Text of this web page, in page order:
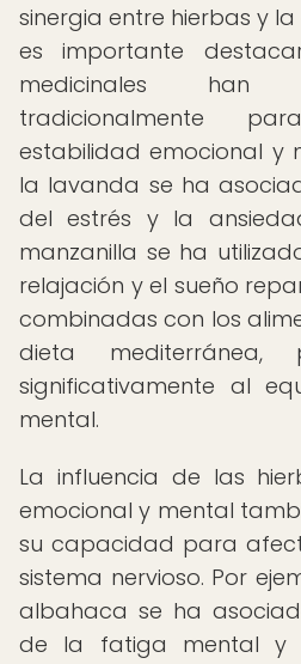
sinergia entre hierbas y
es importante
medicinales han
tradicionalmente
estabilidad emocional y
la lavanda se ha
del estrés y la
manzanilla se ha
relajación y el sueño
combinadas con los
dieta mediterránea,
significativamente al
mental.
La influencia de las
emocional y mental
su capacidad para
sistema nervioso. Por
albahaca se ha
de la fatiga mental y